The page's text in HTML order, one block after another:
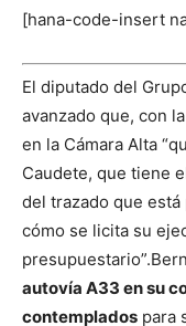
[hana-code-insert
El diputado del
avanzado que, con
en la Cámara Alta
Caudete, que tiene
del trazado que
cómo se licita su
presupuestario”.
autovía A33 en su
contemplados para